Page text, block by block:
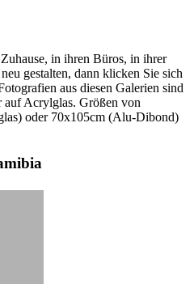
in ihren Büros, in ihrer
gestalten, dann klicken Sie sich
aus diesen Galerien sind
Acrylglas. Größen von
oder 70x105cm (Alu-Dibond)